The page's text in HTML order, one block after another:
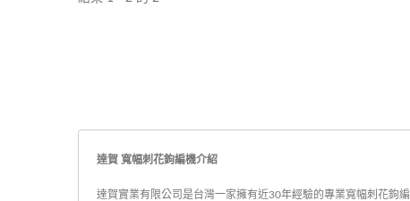
達賀 寬幅刺花鉤編機介紹
達賀實業有限公司是台灣一家擁有近30年經驗的專業寬幅刺花鉤